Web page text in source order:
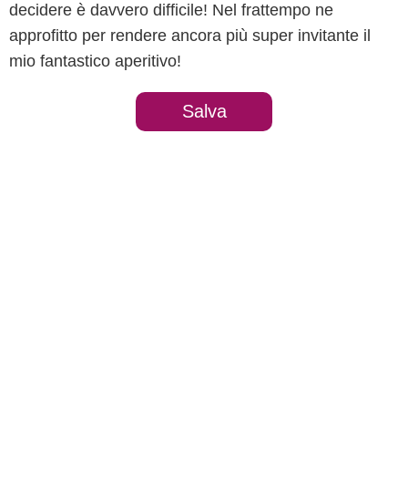
decidere è davvero difficile! Nel frattempo ne
approfitto per rendere ancora più super invitante il
mio fantastico aperitivo!
Salva